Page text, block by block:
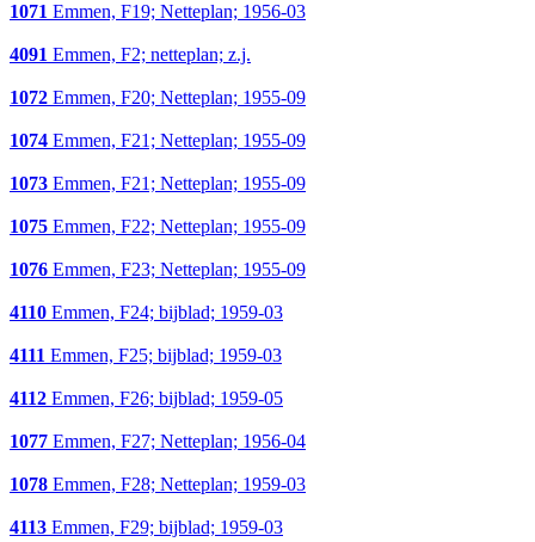
1071 Emmen, F19; Netteplan; 1956-03
4091 Emmen, F2; netteplan; z.j.
1072 Emmen, F20; Netteplan; 1955-09
1074 Emmen, F21; Netteplan; 1955-09
1073 Emmen, F21; Netteplan; 1955-09
1075 Emmen, F22; Netteplan; 1955-09
1076 Emmen, F23; Netteplan; 1955-09
4110 Emmen, F24; bijblad; 1959-03
4111 Emmen, F25; bijblad; 1959-03
4112 Emmen, F26; bijblad; 1959-05
1077 Emmen, F27; Netteplan; 1956-04
1078 Emmen, F28; Netteplan; 1959-03
4113 Emmen, F29; bijblad; 1959-03